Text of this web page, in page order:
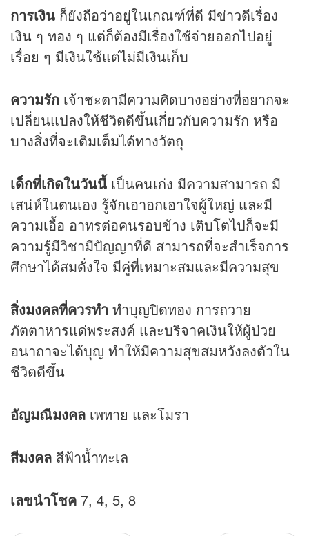
การเงิน ก็ยังถือว่าอยู่ในเกณฑ์ที่ดี มีข่าวดีเรื่อง
เงิน ๆ ทอง ๆ แต่ก็ต้องมีเรื่องใช้จ่ายออกไปอยู่
เรื่อย ๆ มีเงินใช้แต่ไม่มีเงินเก็บ
ความรัก เจ้าชะตามีความคิดบางอย่างที่อยากจะ
เปลี่ยนแปลงให้ชีวิตดีขึ้นเกี่ยวกับความรัก หรือ
บางสิ่งที่จะเติมเต็มได้ทางวัตถุ
เด็กที่เกิดในวันนี้ เป็นคนเก่ง มีความสามารถ มี
เสน่ห์ในตนเอง รู้จักเอาอกเอาใจผู้ใหญ่ และมี
ความเอื้อ อาทรต่อคนรอบข้าง เติบโตไปก็จะมี
ความรู้มีวิชามีปัญญาที่ดี สามารถที่จะสำเร็จการ
ศึกษาได้สมดั่งใจ มีคู่ที่เหมาะสมและมีความสุข
สิ่งมงคลที่ควรทำ ทำบุญปิดทอง การถวาย
ภัตตาหารแด่พระสงค์ และบริจาคเงินให้ผู้ป่วย
อนาถาจะได้บุญ ทำให้มีความสุขสมหวังลงตัวใน
ชีวิตดีขึ้น
อัญมณีมงคล เพทาย และโมรา
สีมงคล สีฟ้าน้ำทะเล
เลขนำโชค 7, 4, 5, 8